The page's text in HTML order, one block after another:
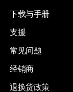
下载与手册
支援
常见问题
经销商
退换货政策